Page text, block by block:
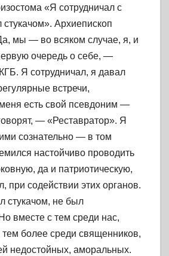
«Я сотрудничал с
Архиепископ
мы — во всяком случае, я, и
очередь о себе, —
Я сотрудничал, я давал
встречи,
есть свой псевдоним —
— «Реставратор». Я
сознательно — в том
настойчиво проводить
да и патриотическую,
при содействии этих органов.
стукачом, не был
вместе с тем среди нас,
более среди священников,
недостойных, аморальных.